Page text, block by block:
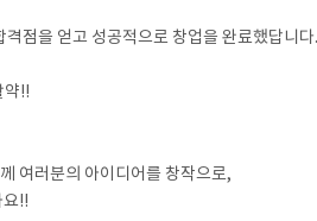
점을 얻고 성공적으로 창업을 완료했답니다.
약!!
여러분의 아이디어를 창작으로,
요!!